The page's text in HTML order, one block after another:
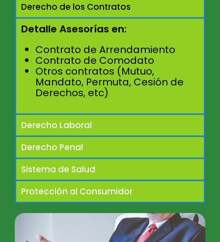
Derecho de los Contratos
Detalle Asesorías en:
Contrato de Arrendamiento
Contrato de Comodato
Otros contratos (Mutuo,
Mandato, Permuta, Cesión de
Derechos, etc)
Derecho Laboral
Derecho Penal
Sistema de Salud
Protección al Consumidor